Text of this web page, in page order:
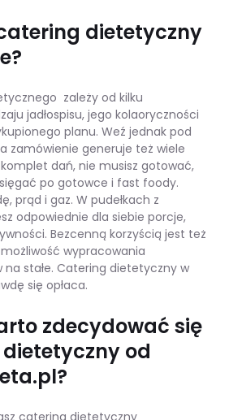
dietetyczny
zależy od kilku
jadłospisu, jego kolaoryczności
planu. Weź jednak pod
zamówienie generuje też wiele
dań, nie musisz gotować,
po gotowce i fast foody.
prąd i gaz. W pudełkach z
odpowiednie dla siebie porcje,
Bezcenną korzyścią jest też
wypracowania
na stałe. Catering dietetyczny w
się opłaca.
zdecydować się
od
catering dietetyczny